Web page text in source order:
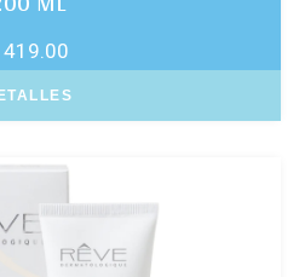
419.00